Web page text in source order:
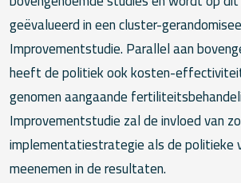
geëvalueerd in een cluster-
Improvementstudie. Parallel aan
heeft de politiek ook kosten-
genomen aangaande
Improvementstudie zal de invloed van
implementatiestrategie als de politieke
meenemen in de resultaten.